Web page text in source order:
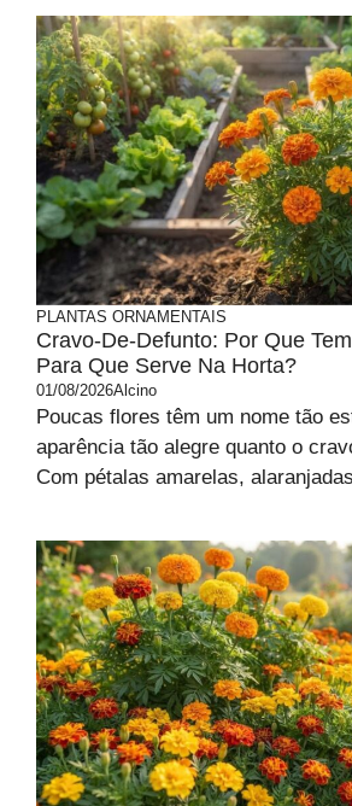
PLANTAS ORNAMENTAIS
Cravo-De-Defunto: Por Que
Para Que Serve Na Horta?
01/08/2026Alcino
Poucas flores têm um nome tão
aparência tão alegre quanto o
Com pétalas amarelas,